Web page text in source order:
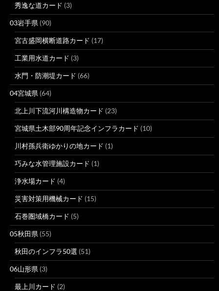
秀逸な道カード (3)
03岩手県 (90)
宮古盛岡横断道路カード (17)
工業用水道カード (3)
水門・防潮堤カード (66)
04宮城県 (64)
北上川下流河川構造物カード (23)
宮城県土木部90周年記念インフラカード (10)
川村孫兵衛ゆかりの地カード (1)
巧みな水管理施設カード (1)
浄水場カード (4)
災害対策用機械カード (15)
石巻圏域橋カード (5)
05秋田県 (55)
秋田のインフラ50選 (51)
06山形県 (3)
最上川カード (2)